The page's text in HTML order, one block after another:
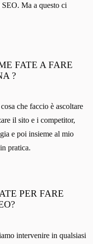
Ma a questo ci
FATE A FARE
?
che faccio è ascoltare
il sito e i competitor,
e poi insieme al mio
pratica.
PER FARE
intervenire in qualsiasi